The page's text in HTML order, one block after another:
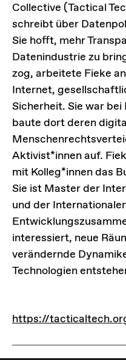
Collective (Tactical
schreibt über
Sie hofft, mehr
Datenindustrie zu
zog, arbeitete Fieke
Internet,
Sicherheit. Sie war
baute dort deren
Aktivist*innen auf.
mit Kolleg*innen das
Sie ist Master der
und der
interessiert, neue
verändernde
Technologien
LINKS
https://
https://